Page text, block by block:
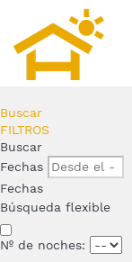
Buscar
FILTROS
Buscar
Fechas
Fechas
Búsqueda flexible
Nº de noches: